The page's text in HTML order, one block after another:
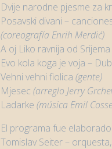
Dvije narodne pjesme za
Posavski divani –
(coreografía Enrih Merdić)
A oj Liko ravnija od
Evo kola koga je voja –
Vehni vehni fiolica(gente)
Mjesec(arreglo Jerry
Ladarke(música Emil
El programa fue
Tomislav Seiter –